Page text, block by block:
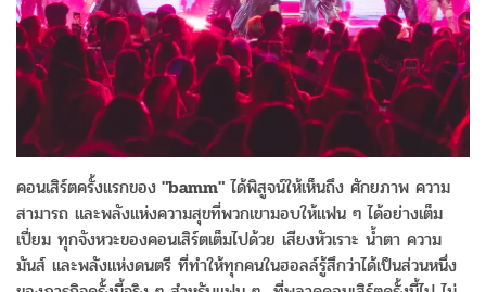
คอนเสิร์ตครั้งแรกของ "bamm" ได้พิสูจน์ให้เห็นถึง ศักยภาพ ความ
สามารถ และพลังแห่งความสุขที่พวกเขามอบให้แฟน ๆ ได้อย่างเต็ม
เปี่ยม ทุกจังหวะของคอนเสิร์ตเต็มไปด้วย เสียงหัวเราะ น้ำตา ความ
มันส์ และพลังแห่งดนตรี ที่ทำให้ทุกคนในฮอลล์รู้สึกว่าได้เป็นส่วนหนึ่ง